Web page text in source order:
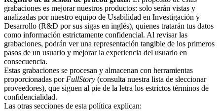
grabaciones es mejorar nuestros productos: solo serán vistas y
analizadas por nuestro equipo de Usabilidad en Investigación y
Desarrollo (R&D por sus sigas en inglés), quienes tratarán tus datos
como información estrictamente confidencial. Al revisar las
grabaciones, podrán ver una representación tangible de los primeros
pasos de un usuario y mejorar la experiencia del usuario en
consecuencia.
Estas grabaciones se procesan y almacenan con herramientas
proporcionadas porFullStory (consulta nuestra lista de sleccionar
proveedores), que siguen al pie de la letra los estrictos términos de
confidencialidad.
Las otras secciones de esta política explican: